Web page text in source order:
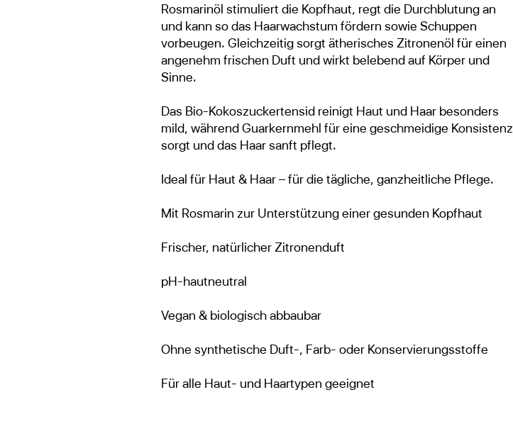
Rosmarinöl stimuliert die Kopfhaut, regt die Durchblutung an
und kann so das Haarwachstum fördern sowie Schuppen
vorbeugen. Gleichzeitig sorgt ätherisches Zitronenöl für einen
angenehm frischen Duft und wirkt belebend auf Körper und
Sinne.
Das Bio-Kokoszuckertensid reinigt Haut und Haar besonders
mild, während Guarkernmehl für eine geschmeidige Konsistenz
sorgt und das Haar sanft pflegt.
Ideal für Haut & Haar – für die tägliche, ganzheitliche Pflege.
Mit Rosmarin zur Unterstützung einer gesunden Kopfhaut
Frischer, natürlicher Zitronenduft
pH-hautneutral
Vegan & biologisch abbaubar
Ohne synthetische Duft-, Farb- oder Konservierungsstoffe
Für alle Haut- und Haartypen geeignet